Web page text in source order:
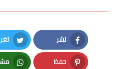
نشر
Facebook
حفظ